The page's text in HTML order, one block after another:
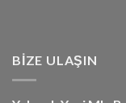
BİZE ULAŞIN